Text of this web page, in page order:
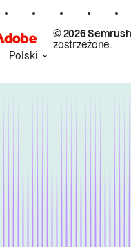
© 2026
zastrzeżone.
Polski